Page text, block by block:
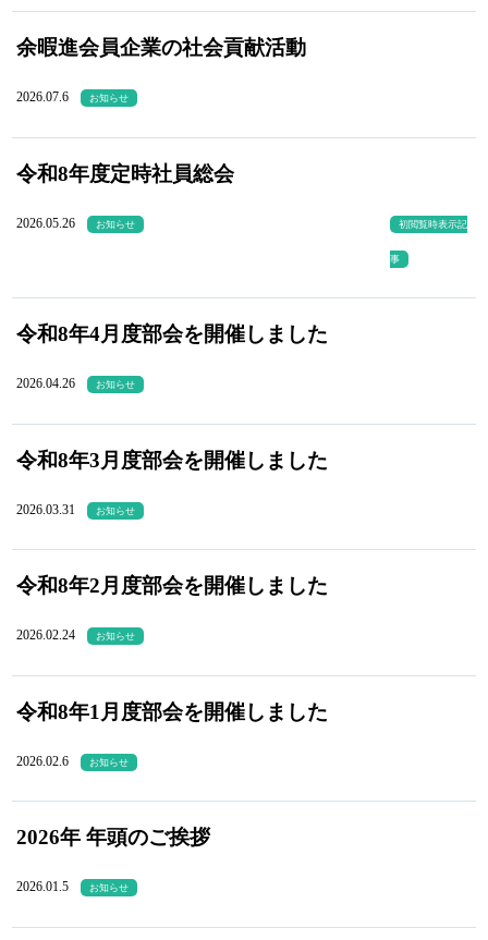
余暇進会員企業の社会貢献活動
2026.07.6 お知らせ
令和8年度定時社員総会
2026.05.26 お知らせ 初閲覧時表示記
事
令和8年4月度部会を開催しました
2026.04.26 お知らせ
令和8年3月度部会を開催しました
2026.03.31 お知らせ
令和8年2月度部会を開催しました
2026.02.24 お知らせ
令和8年1月度部会を開催しました
2026.02.6 お知らせ
2026年 年頭のご挨拶
2026.01.5 お知らせ